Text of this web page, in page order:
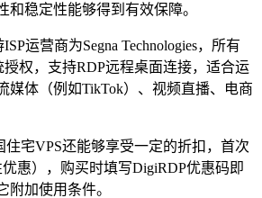
和稳定性能够得到有效保障。
运营商为Segna Technologies，所有
授权，支持RDP远程桌面连接，适合运
媒体（例如TikTok）、视频直播、电商
住宅VPS还能够享受一定的折扣，首次
惠），购买时填写DigiRDP优惠码即
附加使用条件。